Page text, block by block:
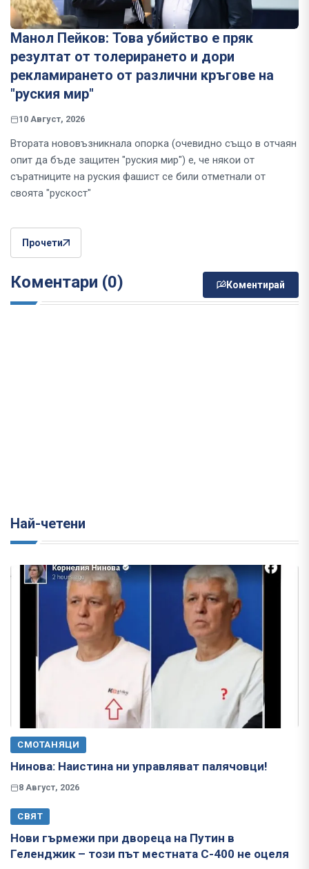
Манол Пейков: Това убийство е пряк
резултат от толерирането и дори
рекламирането от различни кръгове на
"руския мир"
10 Август, 2026
Втората нововъзникнала опорка (очевидно също в отчаян
опит да бъде защитен "руския мир") е, че някои от
съратниците на руския фашист се били отметнали от
своята "рускост"
Прочети
Коментари (0) Коментирай
Най-четени
СМОТАНЯЦИ
Нинова: Наистина ни управляват палячовци!
8 Август, 2026
СВЯТ
Нови гърмежи при двореца на Путин в
Геленджик – този път местната С-400 не оцеля